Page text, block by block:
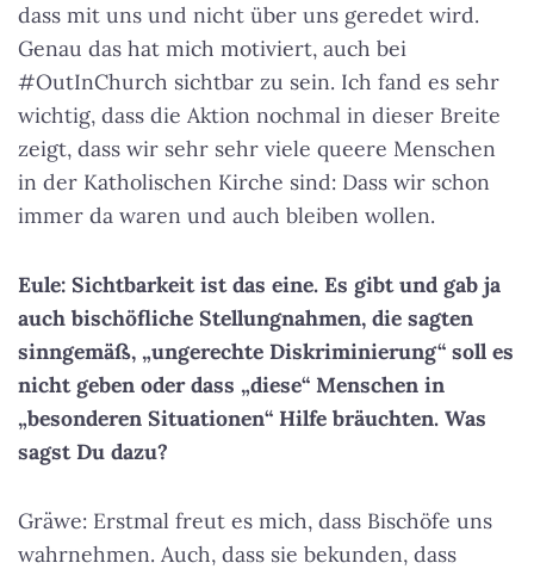
dass mit uns und nicht über uns geredet wird.
Genau das hat mich motiviert, auch bei
#OutInChurch sichtbar zu sein. Ich fand es sehr
wichtig, dass die Aktion nochmal in dieser Breite
zeigt, dass wir sehr sehr viele queere Menschen
in der Katholischen Kirche sind: Dass wir schon
immer da waren und auch bleiben wollen.
Eule: Sichtbarkeit ist das eine. Es gibt und gab ja
auch bischöfliche Stellungnahmen, die sagten
sinngemäß, „ungerechte Diskriminierung“ soll es
nicht geben oder dass „diese“ Menschen in
„besonderen Situationen“ Hilfe bräuchten. Was
sagst Du dazu?
Gräwe: Erstmal freut es mich, dass Bischöfe uns
wahrnehmen. Auch, dass sie bekunden, dass